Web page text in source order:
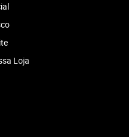
Loja